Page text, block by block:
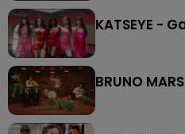
KATSEYE -
BRUNO